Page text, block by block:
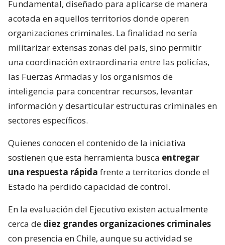
Fundamental, diseñado para aplicarse de manera
acotada en aquellos territorios donde operen
organizaciones criminales. La finalidad no sería
militarizar extensas zonas del país, sino permitir
una coordinación extraordinaria entre las policías,
las Fuerzas Armadas y los organismos de
inteligencia para concentrar recursos, levantar
información y desarticular estructuras criminales en
sectores específicos.
Quienes conocen el contenido de la iniciativa
sostienen que esta herramienta busca entregar
una respuesta rápida frente a territorios donde el
Estado ha perdido capacidad de control.
En la evaluación del Ejecutivo existen actualmente
cerca de diez grandes organizaciones criminales
con presencia en Chile, aunque su actividad se